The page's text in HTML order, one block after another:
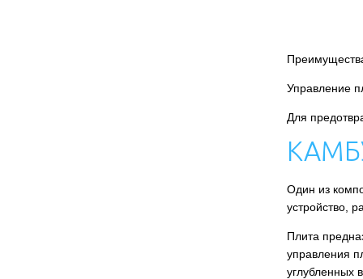
Управление
Для
Один из
устройство,
Плита
управления
углубленных